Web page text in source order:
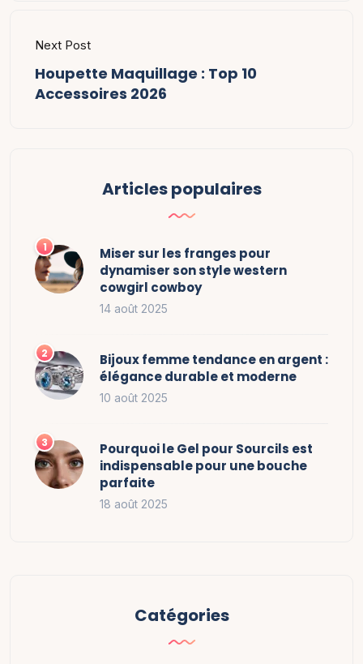
Next Post
Houpette Maquillage : Top 10
Accessoires 2026
Articles populaires
Miser sur les franges pour
dynamiser son style western
cowgirl cowboy
14 août 2025
Bijoux femme tendance en argent :
élégance durable et moderne
10 août 2025
Pourquoi le Gel pour Sourcils est
indispensable pour une bouche
parfaite
18 août 2025
Catégories